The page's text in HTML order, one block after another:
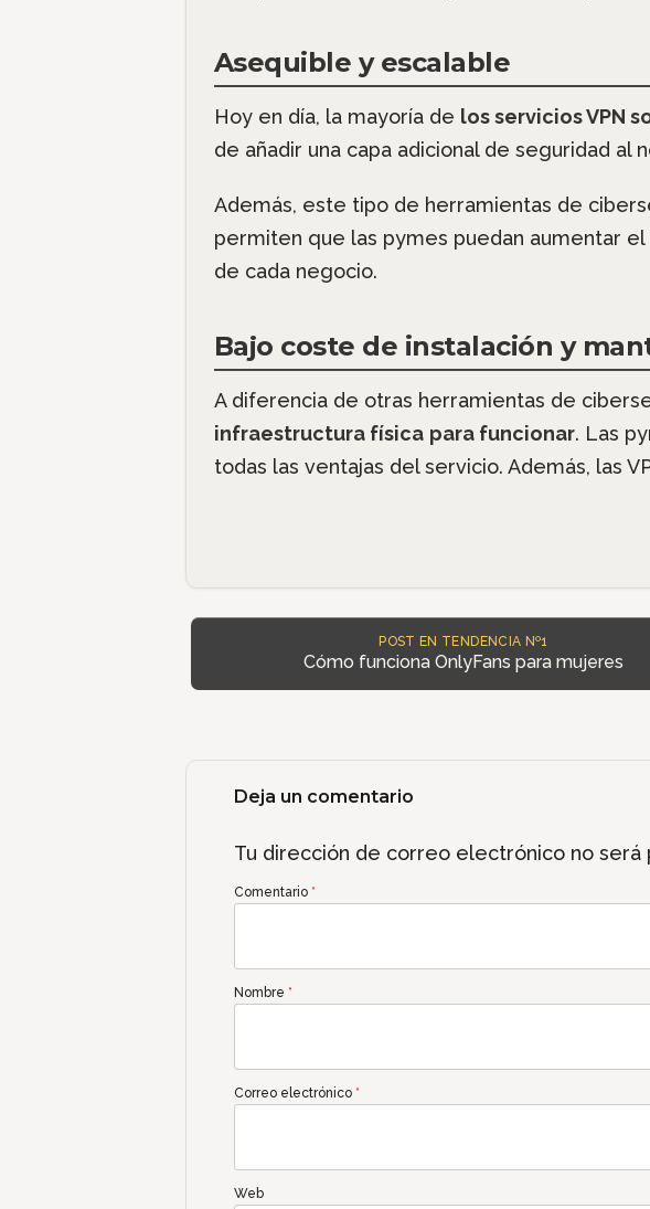
Asequible y escalable
Hoy en día, la mayoría de los servicios VPN
de añadir una capa adicional de seguridad al
Además, este tipo de herramientas de
permiten que las pymes puedan aumentar
de cada negocio.
Bajo coste de instalación y
A diferencia de otras herramientas de
infraestructura física para funcionar. Las
todas las ventajas del servicio. Además, las
POST EN TENDENCIA Nº1
Cómo funciona OnlyFans para mujeres
Deja un comentario
Tu dirección de correo electrónico no será
Comentario *
Nombre *
Correo electrónico *
Web